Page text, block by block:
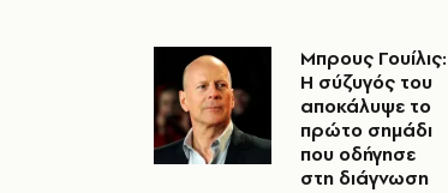
Μπρους Γουίλις:
Η σύζυγός του
αποκάλυψε το
πρώτο σημάδι
που οδήγησε
στη διάγνωση